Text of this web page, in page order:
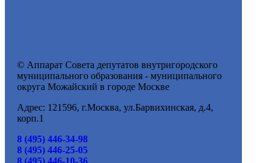
© Аппарат Совета депутатов внутригородского
муниципального образования - муниципального
округа Можайский в городе Москве
Адрес: 121596, г.Москва, ул.Барвихинская, д.4,
корп.1
8 (495) 446-34-98
8 (495) 446-25-05
8 (495) 446-10-36